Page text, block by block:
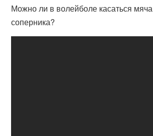
Можно ли в волейболе касаться
соперника?